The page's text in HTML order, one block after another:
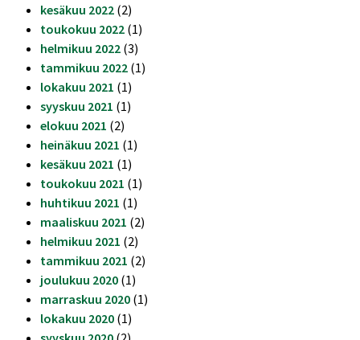
kesäkuu 2022 (2)
toukokuu 2022 (1)
helmikuu 2022 (3)
tammikuu 2022 (1)
lokakuu 2021 (1)
syyskuu 2021 (1)
elokuu 2021 (2)
heinäkuu 2021 (1)
kesäkuu 2021 (1)
toukokuu 2021 (1)
huhtikuu 2021 (1)
maaliskuu 2021 (2)
helmikuu 2021 (2)
tammikuu 2021 (2)
joulukuu 2020 (1)
marraskuu 2020 (1)
lokakuu 2020 (1)